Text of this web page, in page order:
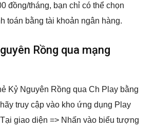
đồng/tháng, bạn chỉ có thể chọn
toán bằng tài khoản ngân hàng.
Rồng qua mạng
Kỷ Nguyên Rồng qua Ch Play bằng
truy cập vào kho ứng dụng Play
giao diện => Nhấn vào biểu tượng